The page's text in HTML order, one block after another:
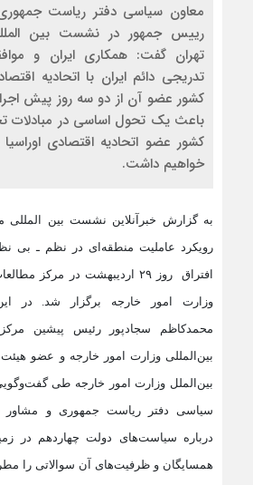
معاون سیاسی دفتر ریاست
رییس جمهور در نشست بین
تهران گفت: همکاری ایران و
تدریجی دائم ایران با اتحادیه
کشور عضو آن از دو سه روز پیش
باعث یک تحول اساسی در مبادلات
کشور عضو اتحادیه اقتصادی
خواهیم داشت.
به گزارش خبرآنلاین نشست بین ‌المللی
رویکرد عاملیت منطقه‌ای در نظم ـ بی
افتراق روز ۲۹ اردیبهشت در
وزارت امور خارجه برگزار شد. در
محمدکاظم سجادپور رئیس پیشین
بین‌المللی وزارت امور خارجه و عضو
بین‌الملل وزارت امور خارجه طی
سیاسی دفتر ریاست جمهوری و مشاور
درباره سیاست‌های دولت چهاردهم در
همسایگان و ظرفیت‌های آن سوالاتی را